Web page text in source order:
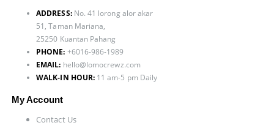
ADDRESS: No. 41 lorong alor akar
51, Taman Mariana,
25250 Kuantan Pahang
PHONE: +6016-986-1989
EMAIL: hello@lomocrewz.com
WALK-IN HOUR: 11 am-5 pm Daily
My Account
Contact Us